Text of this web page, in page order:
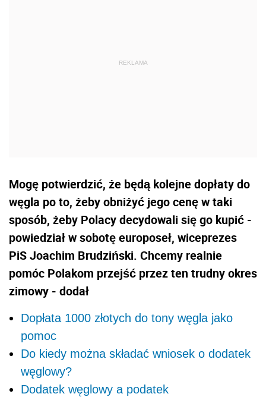
Mogę potwierdzić, że będą kolejne dopłaty do
węgla po to, żeby obniżyć jego cenę w taki
sposób, żeby Polacy decydowali się go kupić -
powiedział w sobotę europoseł, wiceprezes
PiS Joachim Brudziński. Chcemy realnie
pomóc Polakom przejść przez ten trudny okres
zimowy - dodał
Dopłata 1000 złotych do tony węgla jako
pomoc
Do kiedy można składać wniosek o dodatek
węglowy?
Dodatek węglowy a podatek